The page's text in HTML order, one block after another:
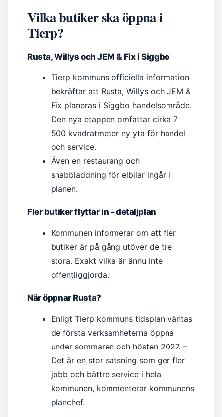
Vilka butiker ska öppna i
Tierp?
Rusta, Willys och JEM & Fix i Siggbo
Tierp kommuns officiella information
bekräftar att Rusta, Willys och JEM &
Fix planeras i Siggbo handelsområde.
Den nya etappen omfattar cirka 7
500 kvadratmeter ny yta för handel
och service.
Även en restaurang och
snabbladdning för elbilar ingår i
planen.
Fler butiker flyttar in – detaljplan
Kommunen informerar om att fler
butiker är på gång utöver de tre
stora. Exakt vilka är ännu inte
offentliggjorda.
När öppnar Rusta?
Enligt Tierp kommuns tidsplan väntas
de första verksamheterna öppna
under sommaren och hösten 2027. –
Det är en stor satsning som ger fler
jobb och bättre service i hela
kommunen, kommenterar kommunens
planchef.